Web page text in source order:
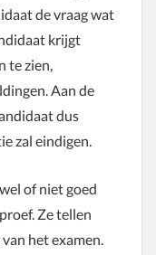
de vraag wat
krijgt
te zien,
Aan de
dus
zal eindigen.
of niet goed
Ze tellen
het examen.